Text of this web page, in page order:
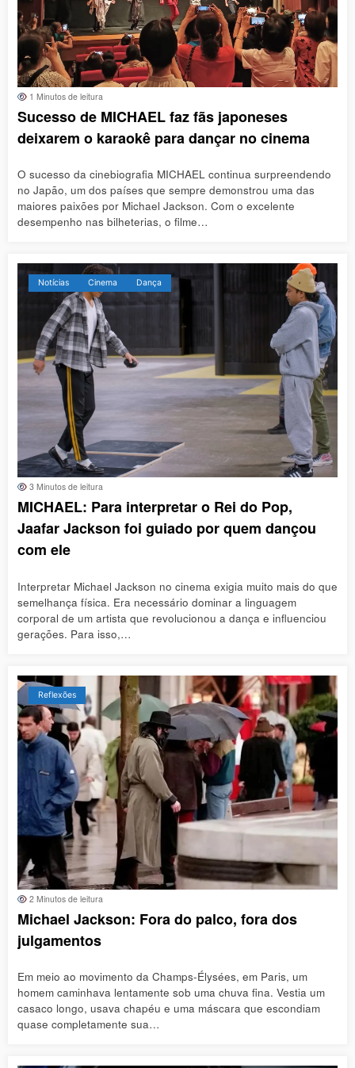
1 Minutos de leitura
Sucesso de MICHAEL faz fãs japoneses
deixarem o karaokê para dançar no cinema
O sucesso da cinebiografia MICHAEL continua surpreendendo
no Japão, um dos países que sempre demonstrou uma das
maiores paixões por Michael Jackson. Com o excelente
desempenho nas bilheterias, o filme…
Notícias Cinema Dança
3 Minutos de leitura
MICHAEL: Para interpretar o Rei do Pop,
Jaafar Jackson foi guiado por quem dançou
com ele
Interpretar Michael Jackson no cinema exigia muito mais do que
semelhança física. Era necessário dominar a linguagem
corporal de um artista que revolucionou a dança e influenciou
gerações. Para isso,…
Reflexões
2 Minutos de leitura
Michael Jackson: Fora do palco, fora dos
julgamentos
Em meio ao movimento da Champs-Élysées, em Paris, um
homem caminhava lentamente sob uma chuva fina. Vestia um
casaco longo, usava chapéu e uma máscara que escondiam
quase completamente sua…